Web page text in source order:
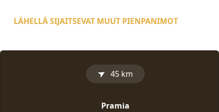
LÄHELLÄ SIJAITSEVAT MUUT PIENPANIMOT
➤ 45 km
Pramia